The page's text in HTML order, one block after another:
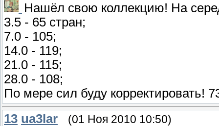
Нашёл свою коллекцию! На
3.5 - 65 стран;
7.0 - 105;
14.0 - 119;
21.0 - 115;
28.0 - 108;
По мере сил буду корректировать!
13 ua3lar (01 Ноя 2010 10:50)